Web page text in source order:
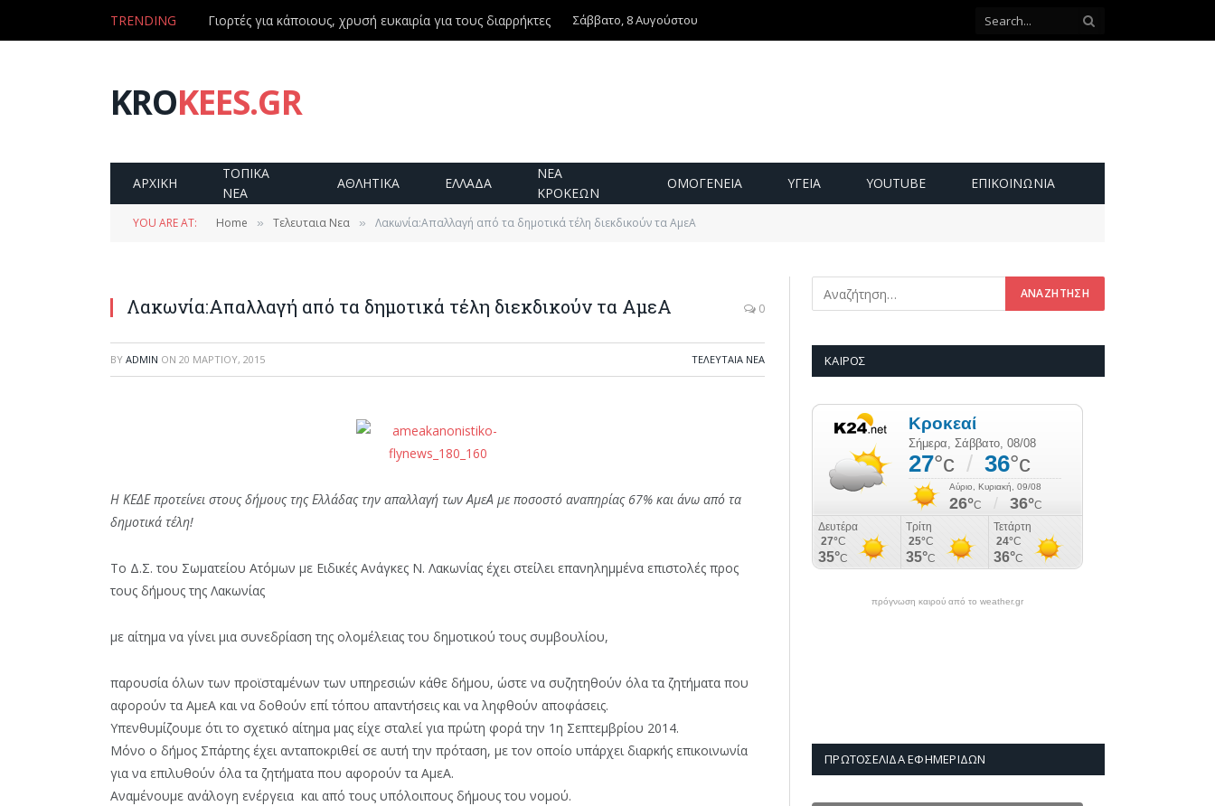
TRENDING Γιορτές για κάποιους, χρυσή ευκαιρία για τους διαρρήκτες Σάββατο, 8 Αυγούστου
KROKEES.GR
ΑΡΧΙΚΗ
ΤΟΠΙΚΑ
ΝΕΑ
ΑΘΛΗΤΙΚΑ ΕΛΛΑΔΑ
ΝΕΑ
ΚΡΟΚΕΩΝ
ΟΜΟΓΕΝΕΙΑ ΥΓΕΙΑ YOUTUBE ΕΠΙΚΟΙΝΩΝΊΑ
YOU ARE AT: Home » Τελευταια Νεα » Λακωνία:Απαλλαγή από τα δημοτικά τέλη διεκδικούν τα ΑμεΑ
Λακωνία:Απαλλαγή από τα δημοτικά τέλη διεκδικούν τα ΑμεΑ 0
BY ADMIN ON 20 ΜΑΡΤΊΟΥ, 2015 ΤΕΛΕΥΤΑΙΑ ΝΕΑ
Η ΚΕΔΕ προτείνει στους δήμους της Ελλάδας την απαλλαγή των ΑμεΑ με ποσοστό αναπηρίας 67% και άνω από τα
δημοτικά τέλη!
Tο Δ.Σ. του Σωματείου Ατόμων με Ειδικές Ανάγκες Ν. Λακωνίας έχει στείλει επανηλημμένα επιστολές προς
τους δήμους της Λακωνίας
με αίτημα να γίνει μια συνεδρίαση της ολομέλειας του δημοτικού τους συμβουλίου,
παρουσία όλων των προϊσταμένων των υπηρεσιών κάθε δήμου, ώστε να συζητηθούν όλα τα ζητήματα που
αφορούν τα ΑμεΑ και να δοθούν επί τόπου απαντήσεις και να ληφθούν αποφάσεις.
Υπενθυμίζουμε ότι το σχετικό αίτημα μας είχε σταλεί για πρώτη φορά την 1η Σεπτεμβρίου 2014.
Μόνο ο δήμος Σπάρτης έχει ανταποκριθεί σε αυτή την πρόταση, με τον οποίο υπάρχει διαρκής επικοινωνία
για να επιλυθούν όλα τα ζητήματα που αφορούν τα ΑμεΑ.
Αναμένουμε ανάλογη ενέργεια και από τους υπόλοιπους δήμους του νομού.
ΚΑΙΡΌΣ
πρόγνωση καιρού από το weather.gr
ΠΡΩΤΟΣΈΛΙΔΑ ΕΦΗΜΕΡΊΔΩΝ